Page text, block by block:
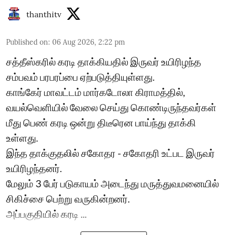
thanthitv
Published on: 06 Aug 2026, 2:22 pm
சத்தீஸ்கரில் கரடி தாக்கியதில் இருவர் உயிரிழந்த
சம்பவம் பரபரப்பை ஏற்படுத்தியுள்ளது.
காங்கேர் மாவட்டம் மார்கடோலா கிராமத்தில்,
வயல்வெளியில் வேலை செய்து கொண்டிருந்தவர்கள்
மீது பெண் கரடி ஒன்று திடீரென பாய்ந்து தாக்கி
உள்ளது.
இந்த தாக்குதலில் சகோதர - சகோதரி உட்பட இருவர்
உயிரிழந்தனர்.
மேலும் 3 பேர் படுகாயம் அடைந்து மருத்துவமனையில்
சிகிச்சை பெற்று வருகின்றனர்.
அப்பகுதியில் கரடி ...